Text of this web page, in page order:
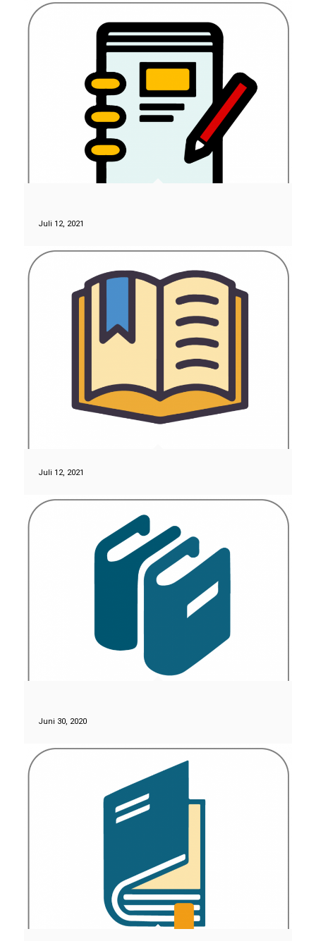
Juli 12, 2021
Juli 12, 2021
Juni 30, 2020